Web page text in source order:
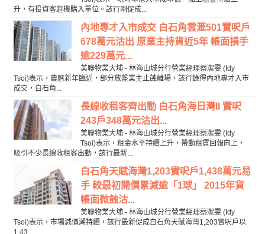
升，有投資客趁機購入單位。該行剛促成...
內地專才入市成交 白石角雲滙501實呎戶
678萬元沽出 原業主持貨近5年 帳面損手
逾229萬元...
美聯物業大埔 - 林海山城分行營業經理蔡潔雯 (Idy
Tsoi)表示，農曆新年臨近，部分放盤業主止蝕離場，該行錄得內地專才入市
成交，白石角...
長線收租客齊出動 白石角海日灣II 實呎
243戶348萬元沽出...
美聯物業大埔 - 林海山城分行營業經理蔡潔雯 (Idy
Tsoi)表示，租金水平持續上升，帶動租賃回報向上，
吸引不少長線收租客出動，該行最新...
白石角天賦海灣1,203實呎戶1,438萬元易
手 較最初開價累減逾「1球」 2015年貨
帳面微蝕沽...
美聯物業大埔 - 林海山城分行營業經理蔡潔雯 (Idy
Tsoi)表示，市場減價潮持續，該行最新促成白石角天賦海灣1,203實呎戶以